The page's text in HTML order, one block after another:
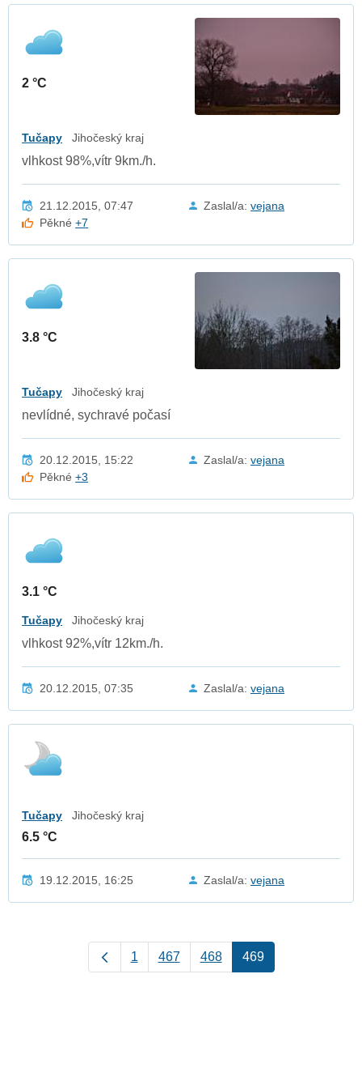
2 °C
Tučapy Jihočeský kraj
vlhkost 98%,vítr 9km./h.
21.12.2015, 07:47 Zaslal/a: vejana
Pěkné+7
3.8 °C
Tučapy Jihočeský kraj
nevlídné, sychravé počasí
20.12.2015, 15:22 Zaslal/a: vejana
Pěkné+3
3.1 °C
Tučapy Jihočeský kraj
vlhkost 92%,vítr 12km./h.
20.12.2015, 07:35 Zaslal/a: vejana
Tučapy Jihočeský kraj
6.5 °C
19.12.2015, 16:25 Zaslal/a: vejana
1 467 468 469